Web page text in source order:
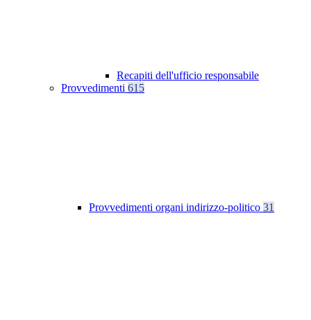
Recapiti dell'ufficio responsabile
Provvedimenti 615
Provvedimenti organi indirizzo-politico 31